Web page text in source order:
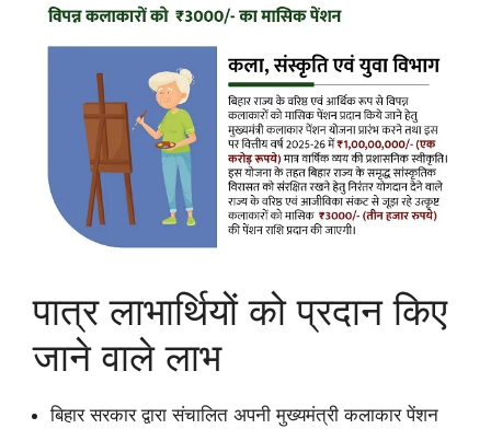
पात्र लाभार्थियों को प्रदान किए
जाने वाले लाभ
बिहार सरकार द्वारा संचालित अपनी मुख्यमंत्री कलाकार पेंशन